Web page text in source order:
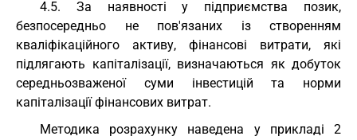
4.5. За наявності у підприємства позик,
безпосередньо не пов'язаних із створенням
кваліфікаційного активу, фінансові витрати, які
підлягають капіталізації, визначаються як добуток
середньозваженої суми інвестицій та норми
капіталізації фінансових витрат.
Методика розрахунку наведена у прикладі 2